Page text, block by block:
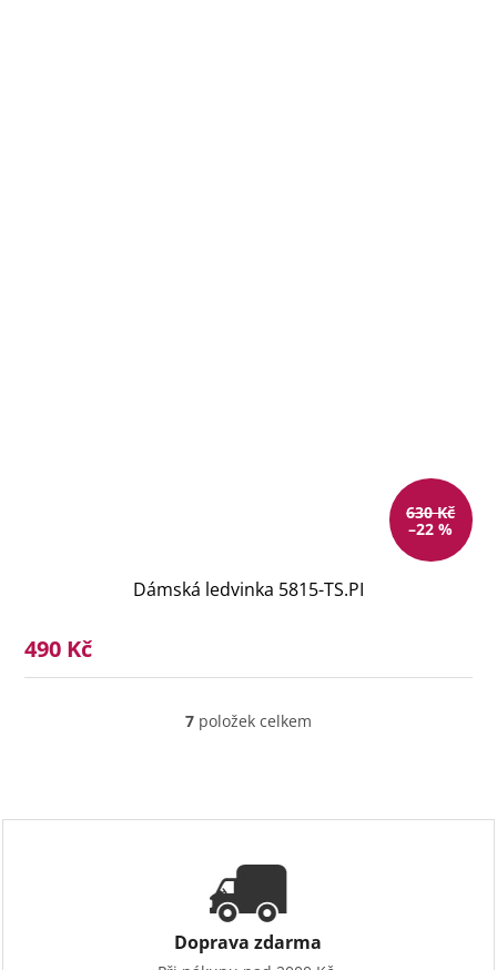
630 Kč
–22 %
Dámská ledvinka 5815-TS.PI
490 Kč
O
d
p
r
v
7položek celkem
Doprava zdarma